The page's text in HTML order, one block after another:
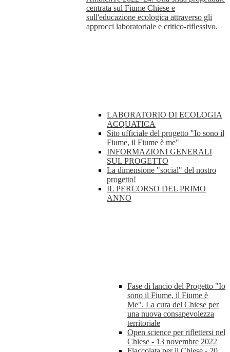
centrata sul Fiume Chiese e
sull'educazione ecologica attraverso gli
approcci laboratoriale e critico-riflessivo.
LABORATORIO DI ECOLOGIA
ACQUATICA
Sito ufficiale del progetto "Io sono il
Fiume, il Fiume è me"
INFORMAZIONI GENERALI
SUL PROGETTO
La dimensione "social" del nostro
progetto!
IL PERCORSO DEL PRIMO
ANNO
Fase di lancio del Progetto "Io
sono il Fiume, il Fiume è
Me". La cura del Chiese per
una nuova consapevolezza
territoriale
Open science per riflettersi nel
Chiese - 13 novembre 2022